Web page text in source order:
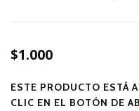
$1.000
ESTE PRODUCTO ESTÁ
CLIC EN EL BOTÓN DE